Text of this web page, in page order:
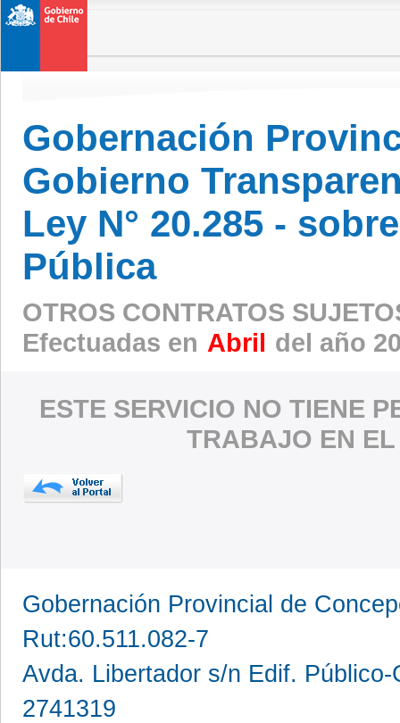
Gobernación
Gobierno
Ley N° 20.285 -
Pública
OTROS CONTRATOS
Efectuadas en Abril del año
ESTE SERVICIO NO TIENE
TRABAJO EN
Gobernación Provincial de
Rut:60.511.082-7
Avda. Libertador s/n Edif.
2741319